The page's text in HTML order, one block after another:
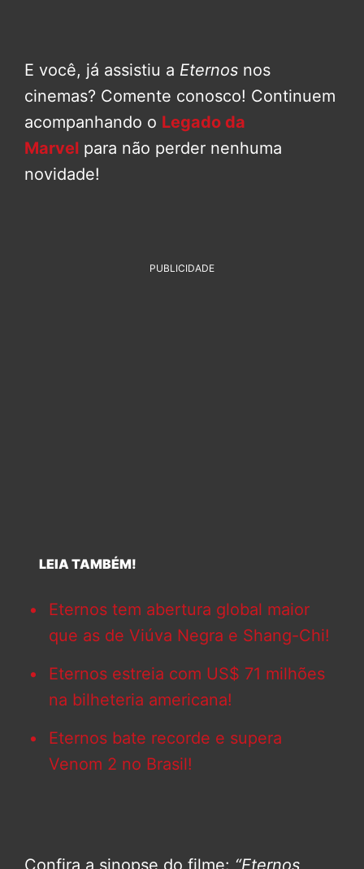
E você, já assistiu a Eternos nos
cinemas? Comente conosco! Continuem
acompanhando o Legado da
Marvel para não perder nenhuma
novidade!
PUBLICIDADE
LEIA TAMBÉM!
Eternos tem abertura global maior
que as de Viúva Negra e Shang-Chi!
Eternos estreia com US$ 71 milhões
na bilheteria americana!
Eternos bate recorde e supera
Venom 2 no Brasil!